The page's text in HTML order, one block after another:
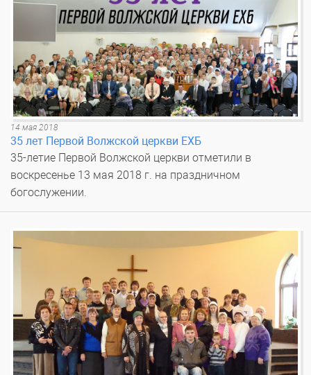
14 мая 2018
35 лет Первой Волжской церкви ЕХБ
35-летие Первой Волжской церкви отметили в
воскресенье 13 мая 2018 г. на праздничном
богослужении.